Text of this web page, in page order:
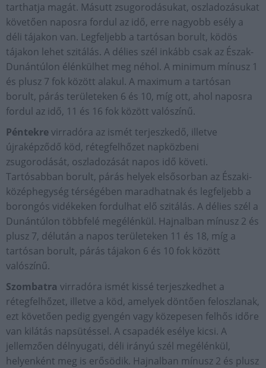
tarthatja magát. Másutt zsugorodásukat, oszladozásukat
követően naposra fordul az idő, erre nagyobb esély a
déli tájakon van. Legfeljebb a tartósan borult, ködös
tájakon lehet szitálás. A délies szél inkább csak az Észak-
Dunántúlon élénkülhet meg néhol. A minimum mínusz 1
és plusz 7 fok között alakul. A maximum a tartósan
borult, párás területeken 6 és 10, míg ott, ahol naposra
fordul az idő, 11 és 16 fok között valószínű.
Péntekrevirradóra az ismét terjeszkedő, illetve
újraképződő köd, rétegfelhőzet napközbeni
zsugorodását, oszladozását napos idő követi.
Tartósabban borult, párás helyek elsősorban az Északi-
középhegység térségében maradhatnak és legfeljebb a
borongós vidékeken fordulhat elő szitálás. A délies szél a
Dunántúlon többfelé megélénkül. Hajnalban mínusz 2 és
plusz 7, délután a napos területeken 11 és 18, míg a
tartósan borult, párás tájakon 6 és 10 fok között
valószínű.
Szombatra virradóra ismét kissé terjeszkedhet a
rétegfelhőzet, illetve a köd, amelyek döntően feloszlanak,
ezt követően pedig gyengén vagy közepesen felhős időre
van kilátás napsütéssel. A csapadék esélye kicsi. A
jellemzően délnyugati, déli irányú szél megélénkül,
helyenként meg is erősödik. Hajnalban mínusz 2 és plusz